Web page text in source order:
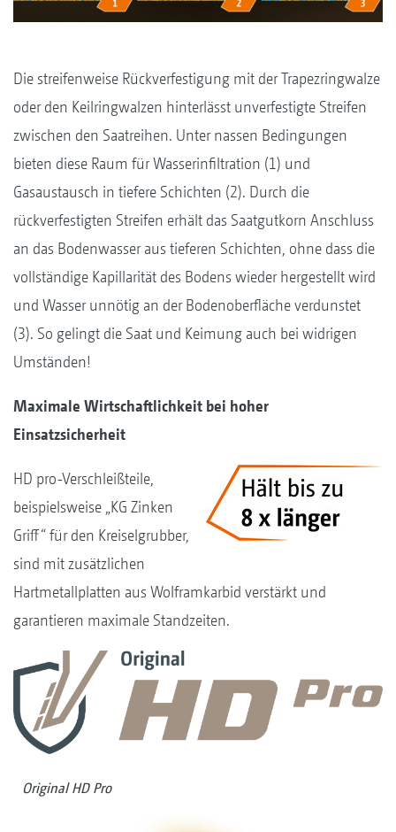
Die streifenweise Rückverfestigung mit der Trapezringwalze
oder den Keilringwalzen hinterlässt unverfestigte Streifen
zwischen den Saatreihen. Unter nassen Bedingungen
bieten diese Raum für Wasserinfiltration (1) und
Gasaustausch in tiefere Schichten (2). Durch die
rückverfestigten Streifen erhält das Saatgutkorn Anschluss
an das Bodenwasser aus tieferen Schichten, ohne dass die
vollständige Kapillarität des Bodens wieder hergestellt wird
und Wasser unnötig an der Bodenoberfläche verdunstet
(3). So gelingt die Saat und Keimung auch bei widrigen
Umständen!
Maximale Wirtschaftlichkeit bei hoher
Einsatzsicherheit
HD pro-Verschleißteile,
beispielsweise „KG Zinken
Griff“ für den Kreiselgrubber,
sind mit zusätzlichen
Hartmetallplatten aus Wolframkarbid verstärkt und
garantieren maximale Standzeiten.
Original HD Pro